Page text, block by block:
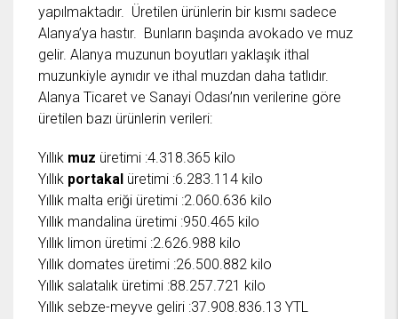
yapılmaktadır. Üretilen ürünlerin bir kısmı sadece
Alanya’ya hastır. Bunların başında avokado ve muz
gelir. Alanya muzunun boyutları yaklaşık ithal
muzunkiyle aynıdır ve ithal muzdan daha tatlıdır.
Alanya Ticaret ve Sanayi Odası’nın verilerine göre
üretilen bazı ürünlerin verileri:
Yıllık muz üretimi :4.318.365 kilo
Yıllık portakal üretimi :6.283.114 kilo
Yıllık malta eriği üretimi :2.060.636 kilo
Yıllık mandalina üretimi :950.465 kilo
Yıllık limon üretimi :2.626.988 kilo
Yıllık domates üretimi :26.500.882 kilo
Yıllık salatalık üretimi :88.257.721 kilo
Yıllık sebze-meyve geliri :37.908.836.13 YTL